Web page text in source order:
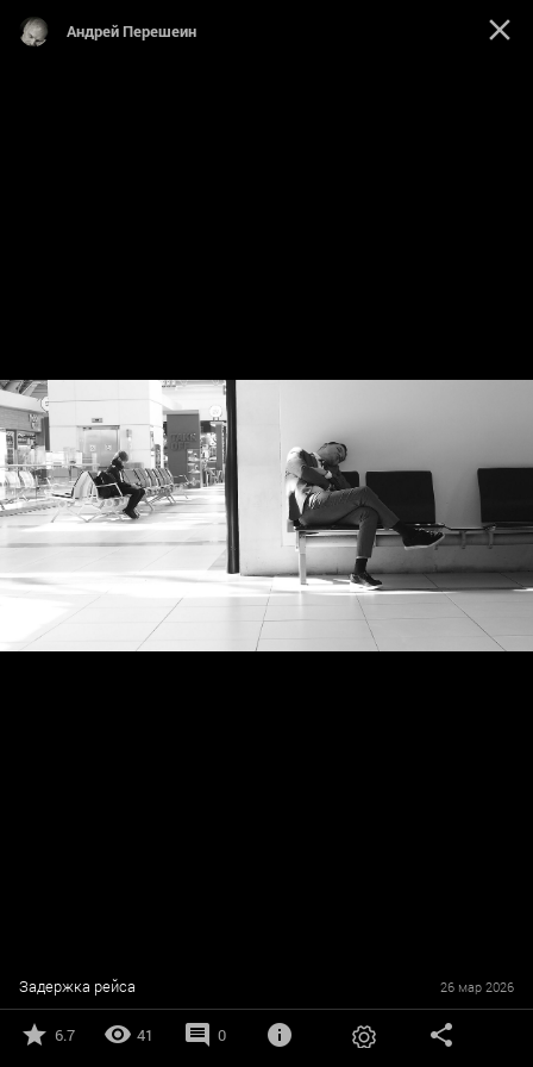
Андрей Перешеин
Задержка рейса 26 мар 2026
6.7 41 0